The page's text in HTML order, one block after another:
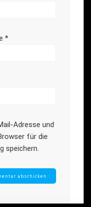
*
Adresse und
für die
speichern.